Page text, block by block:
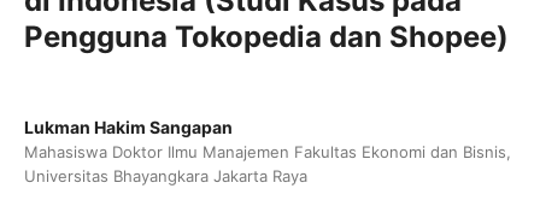
Pengguna Tokopedia dan Shopee)
Lukman Hakim Sangapan
Mahasiswa Doktor Ilmu Manajemen Fakultas Ekonomi dan Bisnis,
Universitas Bhayangkara Jakarta Raya